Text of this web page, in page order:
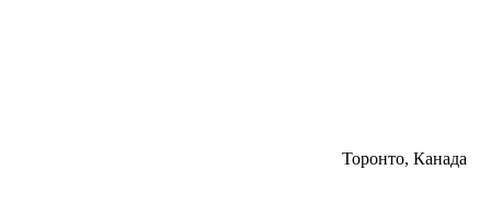
Торонто, Канада